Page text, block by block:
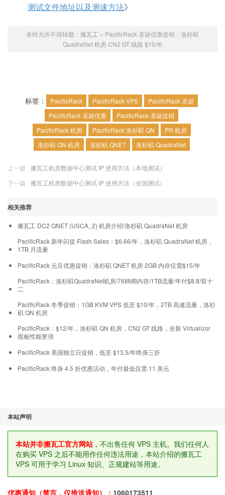
测试文件地址以及测速方法》
未经允许不得转载： 搬瓦工 » PacificRack 圣诞优惠促销：洛杉矶
QuadraNet 机房 CN2 GT 线路 $10/年
标签： PacificRack PacificRack VPS
PacificRack 圣诞
PacificRack 圣诞优惠
PacificRack 圣诞促销
PacificRack 机房
PacificRack 洛杉矶 QN
PR 机房
洛杉矶 QN 机房
洛杉矶 QNET 洛杉矶 QuadraNet
上一篇
搬瓦工机房数据中心测试 IP 使用方法（本地测试）
下一篇
搬瓦工机房数据中心测试 IP 使用方法（全国测试）
相关推荐
搬瓦工 DC2 QNET (USCA_2) 机房介绍/洛杉矶 QuadraNet 机房
PacificRack 新年闪促 Flash Sales：$6.66/年，洛杉矶 QuadraNet 机房，
1TB 月流量
PacificRack 元旦优惠促销：洛杉矶 QNET 机房 2GB 内存仅需$15/年
PacificRack：洛杉矶QuadraNet机房/768MB内存/1TB流量/年付$8.8/双十
二
PacificRack 冬季促销：1GB KVM VPS 低至 $10/年，2TB 高速流量，洛杉
矶 QN 机房
PacificRack：$12/年，洛杉矶 QN 机房，CN2 GT 线路，全新 Virtualizor
面板性能更强
PacificRack 美国独立日促销，低至 $13.5/年终身三折
PacificRack 终身 4.5 折优惠活动，年付最低仅需 11 美元
本站声明
本站并非搬瓦工官方网站，不出售任何 VPS 主机。我们任何人
在购买 VPS 之后不能用作任何违法用途，本站介绍的搬瓦工
VPS 可用于学习 Linux 知识、正规建站等用途。
优惠通知（禁言，仅推送通知）： 1060173511